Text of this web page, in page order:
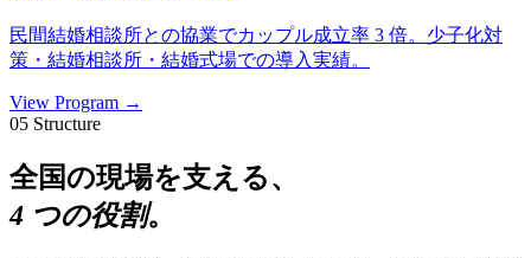
民間結婚相談所との協業でカップル成立率 3 倍。少子化対
策・結婚相談所・結婚式場での導入実績。
View Program →
05 Structure
全国の現場を支える、
4 つの役割。